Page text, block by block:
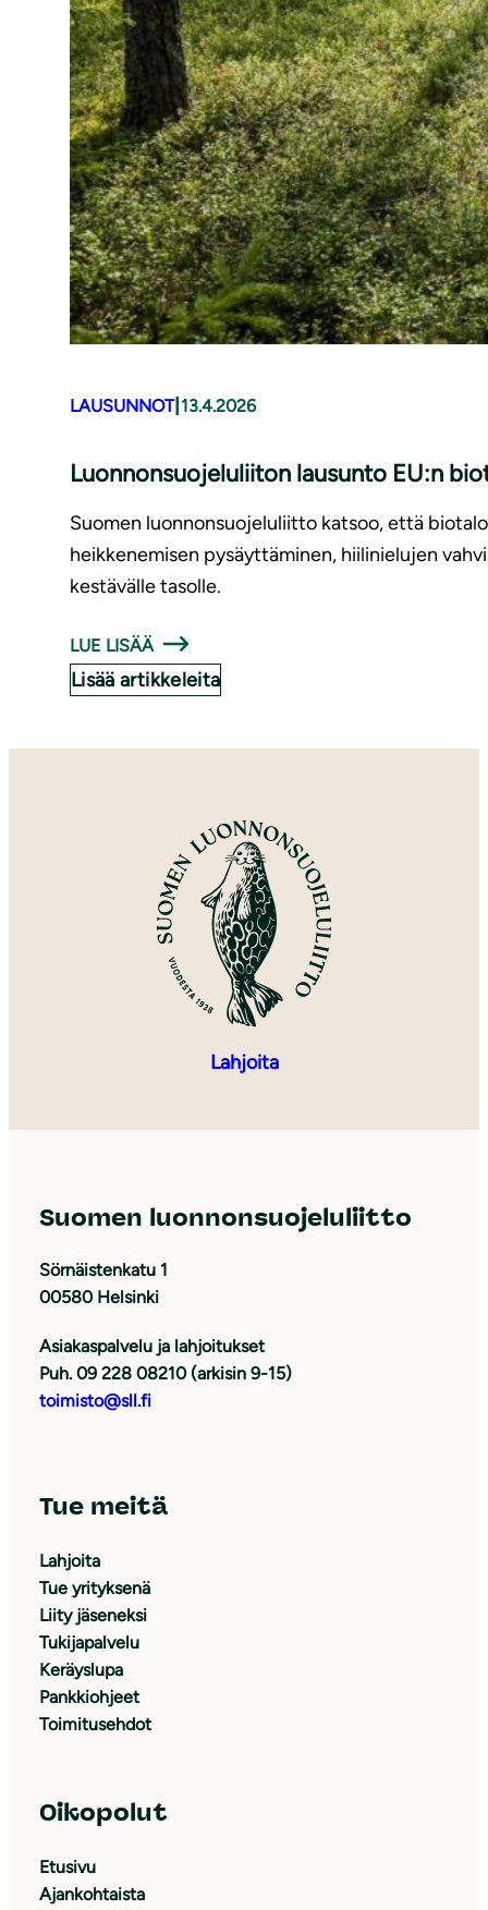
LAUSUNNOT| 13.4.2026
Luonnonsuojeluliiton lausunto EU:n
Suomen luonnonsuojeluliitto katsoo, että
heikkenemisen pysäyttäminen, hiilinielujen
kestävälle tasolle.
LUE LISÄÄ
Lisää artikkeleita
Lahjoita
Suomen luonnonsuojeluliitto
Sörnäistenkatu 1
00580 Helsinki
Asiakaspalvelu ja lahjoitukset
Puh. 09 228 08210 (arkisin 9-15)
toimisto@sll.fi
Tue meitä
Lahjoita
Tue yrityksenä
Liity jäseneksi
Tukijapalvelu
Keräyslupa
Pankkiohjeet
Toimitusehdot
Oikopolut
Etusivu
Ajankohtaista